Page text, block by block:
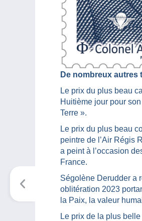
De nombreux autres
Le prix du plus beau
Huitième jour pour
Terre ».
Le prix du plus beau
peintre de l’Air Régis
a peint à l’occasion
France.
Ségolène Derudder a
oblitération 2023
la Paix, la valeur
Le prix de la plus